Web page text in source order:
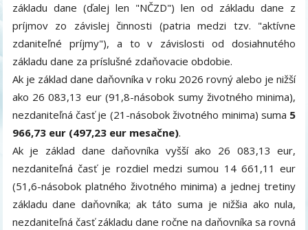
základu dane (ďalej len "NČZD") len od základu dane z
príjmov zo závislej činnosti (patria medzi tzv. "aktívne
zdaniteľné príjmy"), a to v závislosti od dosiahnutého
základu dane za príslušné zdaňovacie obdobie.
Ak je základ dane daňovníka v roku 2026 rovný alebo je nižší
ako 26 083,13 eur (91,8-násobok sumy životného minima),
nezdaniteľná časť je (21-násobok životného minima) suma 5
966,73 eur (497,23 eur mesačne).
Ak je základ dane daňovníka vyšší ako 26 083,13 eur,
nezdaniteľná časť je rozdiel medzi sumou 14 661,11 eur
(51,6-násobok platného životného minima) a jednej tretiny
základu dane daňovníka; ak táto suma je nižšia ako nula,
nezdaniteľná časť základu dane ročne na daňovníka sa rovná